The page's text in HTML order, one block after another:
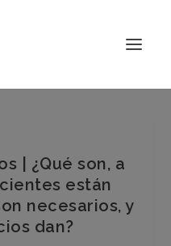
| ¿Qué son, a
están
necesarios, y
dan?